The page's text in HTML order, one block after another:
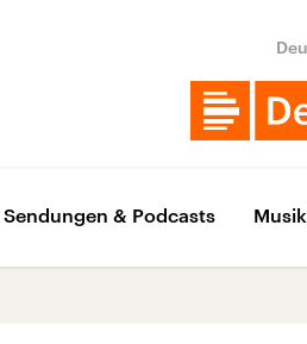
Sendungen & Podcasts